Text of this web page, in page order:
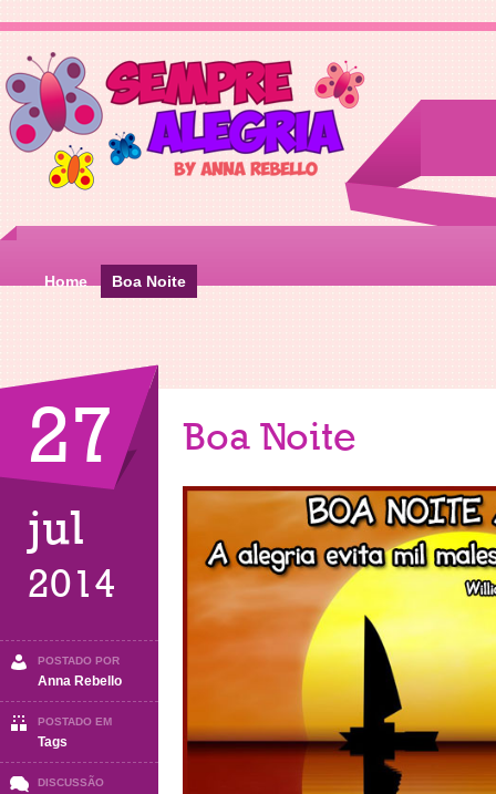
Home Boa Noite
27
jul
2014
POSTADO POR
Anna Rebello
POSTADO EM
Tags
DISCUSSÃO
Boa Noite